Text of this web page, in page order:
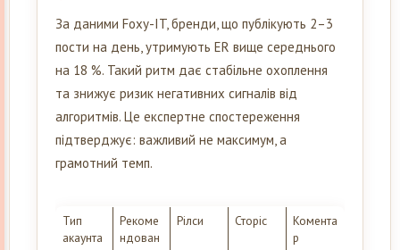
За даними Foxy-IT, бренди, що публікують 2–3
пости на день, утримують ER вище середнього
на 18 %. Такий ритм дає стабільне охоплення
та знижує ризик негативних сигналів від
алгоритмів. Це експертне спостереження
підтверджує: важливий не максимум, а
грамотний темп.
Тип
акаунта
Рекоме
ндован
Рілси Сторіс
Комента
р